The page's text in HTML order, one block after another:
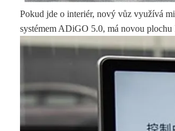
Pokud jde o interiér, nový vůz využívá
systémem ADiGO 5.0, má novou